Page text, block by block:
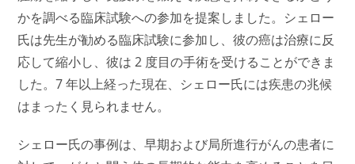
かを調べる臨床試験への参加を提案しました。シェロー
氏は先生が勧める臨床試験に参加し、彼の癌は治療に反
応して縮小し、彼は 2 度目の手術を受けることができま
した。7 年以上経った現在、シェロー氏には疾患の兆候
はまったく見られません。
シェロー氏の事例は、早期および局所進行がんの患者に